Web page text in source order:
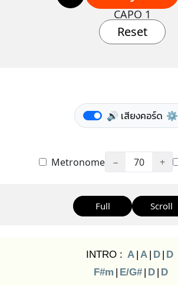
CAPO 1
Reset
🔊 เสียงคอร์ด ⚙️
Metronome − 70 +
Full Scroll
INTRO : A | A | D | D
F#m | E/G# | D | D